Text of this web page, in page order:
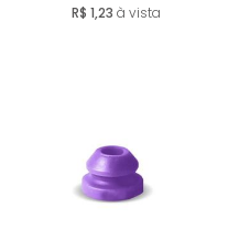
R$ 1,23 à vista